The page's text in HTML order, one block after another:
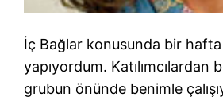
İç Bağlar konusunda bir hafta
yapıyordum. Katılımcılardan
grubun önünde benimle